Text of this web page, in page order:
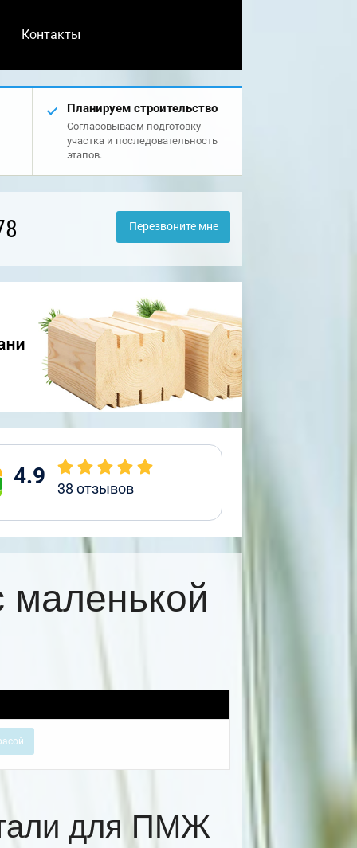
Контакты
Планируем строительство
Согласовываем подготовку
участка и последовательность
этапов.
Перезвоните мне
4.9 38 отзывов
для ПМЖ